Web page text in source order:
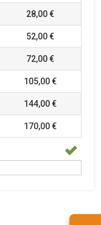
28,00 €
52,00 €
72,00 €
105,00 €
144,00 €
170,00 €